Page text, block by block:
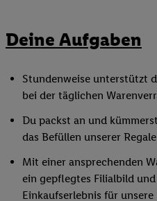
Deine Aufgaben
Stundenweise unterstützt
bei der täglichen
Du packst an und
das Befüllen unserer
Mit einer ansprechenden
ein gepflegtes Filialbild
Einkaufserlebnis für unsere